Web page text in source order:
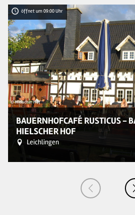
öffnet um 09:00 Uhr
© Hielscher Hof
BAUERNHOFCAFÉ RUSTICUS -
HIELSCHER HOF
Leichlingen